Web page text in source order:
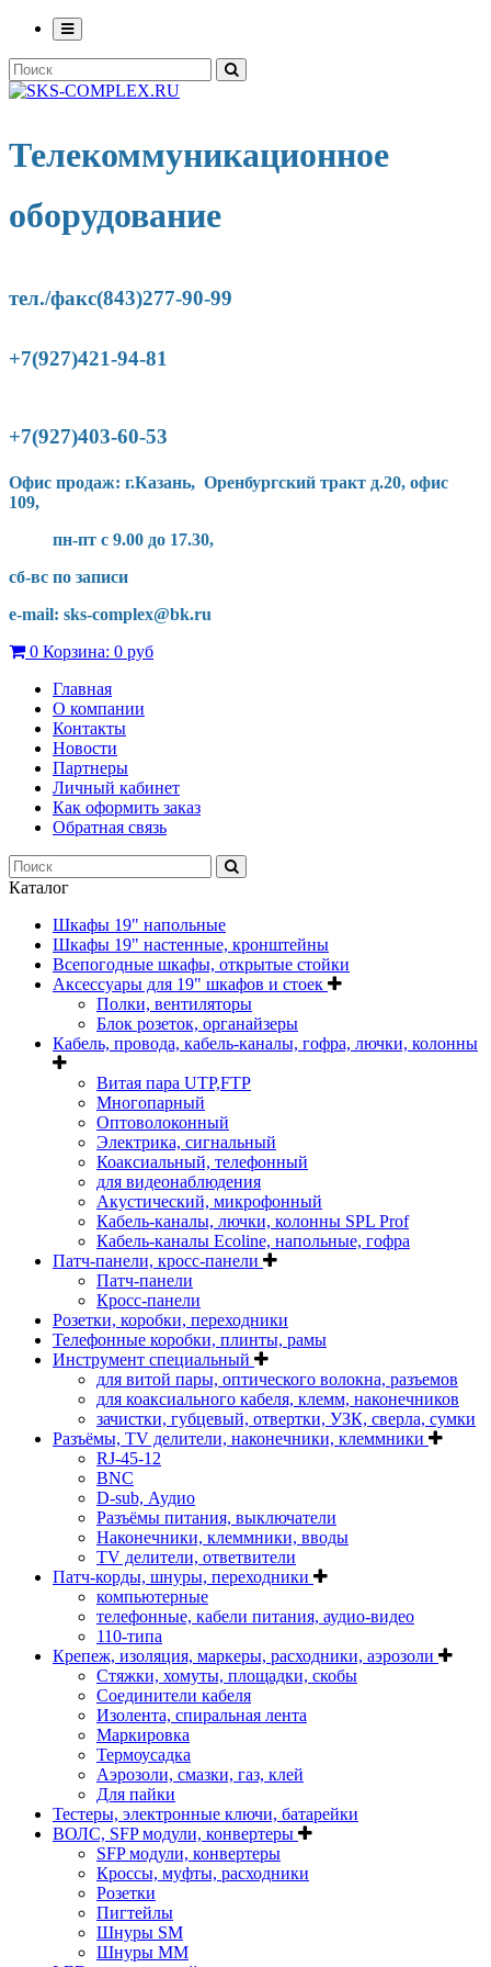
Телекоммуникационное
оборудование
тел./факс(843)277-90-99
+7(927)421-94-81
+7(927)403-60-53
Офис продаж: г.Казань, Оренбургский тракт д.20, офис
109,
пн-пт с 9.00 до 17.30,
сб-вс по записи
e-mail: sks-complex@bk.ru
0 Корзина: 0 руб
Главная
О компании
Контакты
Новости
Партнеры
Личный кабинет
Как оформить заказ
Обратная связь
Каталог
Шкафы 19" напольные
Шкафы 19" настенные, кронштейны
Всепогодные шкафы, открытые стойки
Аксессуары для 19" шкафов и стоек
Полки, вентиляторы
Блок розеток, органайзеры
Кабель, провода, кабель-каналы, гофра, лючки, колонны
Витая пара UTP,FTP
Многопарный
Оптоволоконный
Электрика, сигнальный
Коаксиальный, телефонный
для видеонаблюдения
Акустический, микрофонный
Кабель-каналы, лючки, колонны SPL Prof
Кабель-каналы Ecoline, напольные, гофра
Патч-панели, кросс-панели
Патч-панели
Кросс-панели
Розетки, коробки, переходники
Телефонные коробки, плинты, рамы
Инструмент специальный
для витой пары, оптического волокна, разъемов
для коаксиального кабеля, клемм, наконечников
зачистки, губцевый, отвертки, УЗК, сверла, сумки
Разъёмы, TV делители, наконечники, клеммники
RJ-45-12
BNC
D-sub, Аудио
Разъёмы питания, выключатели
Наконечники, клеммники, вводы
ТV делители, ответвители
Патч-корды, шнуры, переходники
компьютерные
телефонные, кабели питания, аудио-видео
110-типа
Крепеж, изоляция, маркеры, расходники, аэрозоли
Стяжки, хомуты, площадки, скобы
Соединители кабеля
Изолента, спиральная лента
Маркировка
Термоусадка
Аэрозоли, смазки, газ, клей
Для пайки
Тестеры, электронные ключи, батарейки
ВОЛС, SFP модули, конвертеры
SFP модули, конвертеры
Кроссы, муфты, расходники
Розетки
Пигтейлы
Шнуры SM
Шнуры MM